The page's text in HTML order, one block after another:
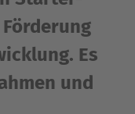
Es
und